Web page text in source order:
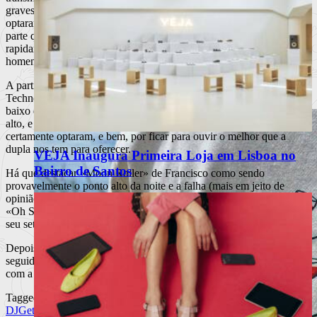
VEJA Inaugura Primeira Loja em Lisboa no
Bairro de Santos
graves com batidas distorcidas. Pela noite dentro, os M.A.N.D.Y.
optaram por nos mostrar o seu lado mais Deep-House. Foi nesta
parte que começaram as primeiras desistências e a pista pareceu que
rapidamente iria esvaziar, mas nada que «I Feel Space» de um dos
homens do momento – Lindstrom – não remediasse.
A partir daqui os M.A.N.D.Y. nunca mais pararam… Todo o
Techno/Club House que tão bem fazem, foi ouvido na pista de
baixo da discoteca de Santa Apolónia até que o sol já estivesse bem
alto, e todos aqueles que estavam indecisos em ir ou não embora
certamente optaram, e bem, por ficar para ouvir o melhor que a
dupla nos tem para oferecer.
Há que destacar «Moon Roller» de Francisco como sendo
provavelmente o ponto alto da noite e a falha (mais em jeito de
opinião pessoal), de não terem passado o seu remix mais profundo
«Oh Superman» de Laurie Anderson talvez porque o objectivo do
seu set não fosse esse, mas sim cativar o público para a dança.
Depois de DJ T. e de M.A.N.D.Y. ficam bons indicadores para os
seguidores da Get Physical voltarem à pista do Lux no próximo mês
com a presença de um live concert dos Booka Shade.
Tagged
DJGet PhysicalHouse M.A.N.D.Y. Patrick Bodmer
Philipp